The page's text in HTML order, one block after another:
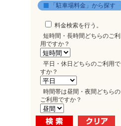
「駐車場料金」から探す
料金検索を行う。
短時間・長時間どちらのご利
用ですか？
平日・休日どちらのご利用で
すか？
時間帯は昼間・夜間どちらの
ご利用ですか？